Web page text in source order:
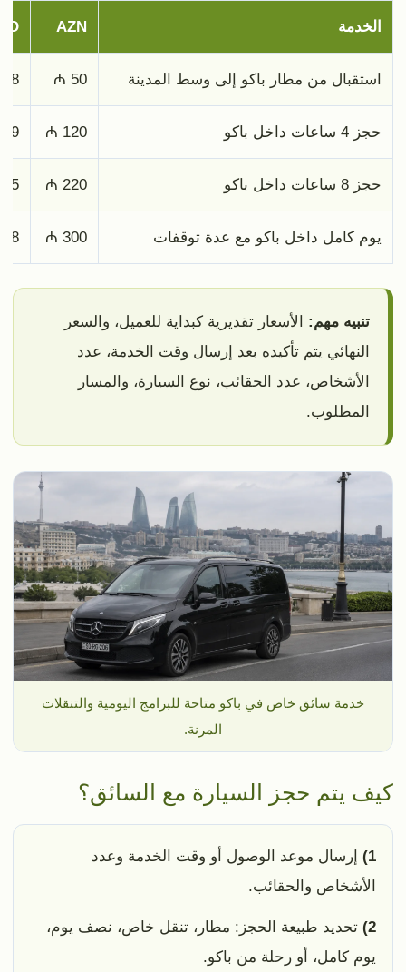
الخدمة AZN
استقبال من مطار باكو إلى وسط المدينة 50 ₼
108
حجز 4 ساعات داخل باكو 120 ₼
259
حجز 8 ساعات داخل باكو 220 ₼
475
يوم كامل داخل باكو مع عدة توقفات 300 ₼
648
تنبيه مهم: الأسعار تقديرية كبداية للعميل، والسعر
النهائي يتم تأكيده بعد إرسال وقت الخدمة، عدد
الأشخاص، عدد الحقائب، نوع السيارة، والمسار
المطلوب.
خدمة سائق خاص في باكو متاحة للبرامج اليومية والتنقلات
المرنة.
كيف يتم حجز السيارة مع السائق؟
1)
إرسال موعد الوصول أو وقت الخدمة وعدد
الأشخاص والحقائب.
2) تحديد طبيعة الحجز: مطار، تنقل خاص، نصف يوم،
يوم كامل، أو رحلة من باكو.